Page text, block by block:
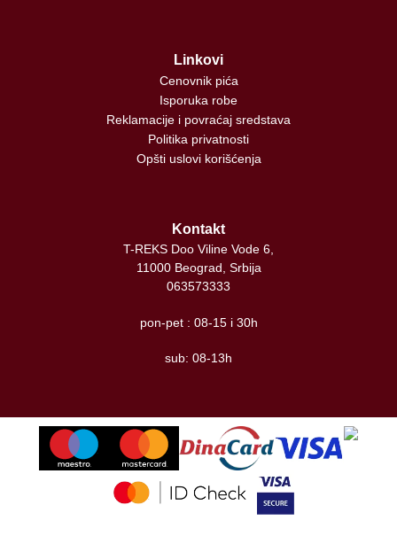
Linkovi
Cenovnik pića
Isporuka robe
Reklamacije i povraćaj sredstava
Politika privatnosti
Opšti uslovi korišćenja
Kontakt
T-REKS Doo Viline Vode 6,
11000 Beograd, Srbija
063573333
pon-pet : 08-15 i 30h
sub: 08-13h